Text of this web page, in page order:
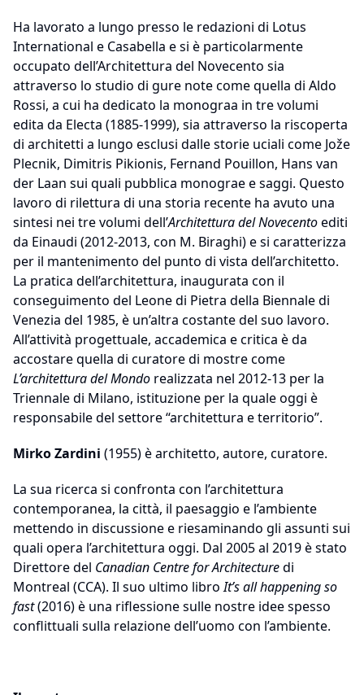
Ha lavorato a lungo presso le redazioni di Lotus
International e Casabella e si è particolarmente
occupato dell’Architettura del Novecento sia
attraverso lo studio di gure note come quella di Aldo
Rossi, a cui ha dedicato la monograa in tre volumi
edita da Electa (1885-1999), sia attraverso la riscoperta
di architetti a lungo esclusi dalle storie uciali come Jože
Plecnik, Dimitris Pikionis, Fernand Pouillon, Hans van
der Laan sui quali pubblica monograe e saggi. Questo
lavoro di rilettura di una storia recente ha avuto una
sintesi nei tre volumi dell’Architettura del Novecentoediti
da Einaudi (2012-2013, con M. Biraghi) e si caratterizza
per il mantenimento del punto di vista dell’architetto.
La pratica dell’architettura, inaugurata con il
conseguimento del Leone di Pietra della Biennale di
Venezia del 1985, è un’altra costante del suo lavoro.
All’attività progettuale, accademica e critica è da
accostare quella di curatore di mostre come
L’architettura del Mondo realizzata nel 2012-13 per la
Triennale di Milano, istituzione per la quale oggi è
responsabile del settore “architettura e territorio”.
Mirko Zardini (1955) è architetto, autore, curatore.
La sua ricerca si confronta con l’architettura
contemporanea, la città, il paesaggio e l’ambiente
mettendo in discussione e riesaminando gli assunti sui
quali opera l’architettura oggi. Dal 2005 al 2019 è stato
Direttore del Canadian Centre for Architecturedi
Montreal (CCA). Il suo ultimo libroIt’s all happening so
fast(2016) è una riflessione sulle nostre idee spesso
conflittuali sulla relazione dell’uomo con l’ambiente.